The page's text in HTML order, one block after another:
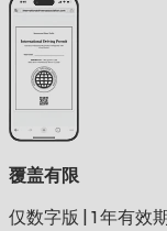
覆盖有限
仅数字版
1 年有效